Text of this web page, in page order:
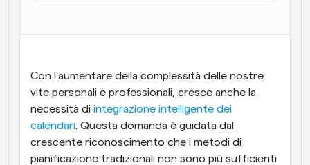
Programmazione potenziata con chiamate
supportate dall'IA
Automatizzare la pianificazione e i promemoria
Blog
Riunioni Instantanee
Con l'aumentare della complessità delle nostre
vite personali e professionali, cresce anche la
necessità di integrazione intelligente dei
calendari. Questa domanda è guidata dal
crescente riconoscimento che i metodi di
pianificazione tradizionali non sono più sufficienti